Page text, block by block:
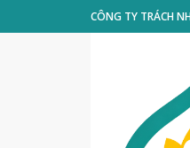
CÔNG TY TRÁCH